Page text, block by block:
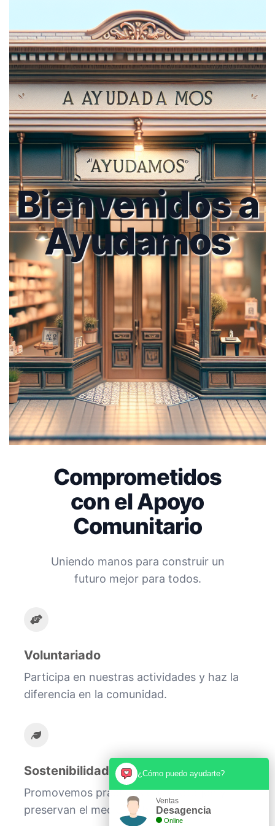
Bienvenidos a
Ayudamos
Comprometidos
con el Apoyo
Comunitario
Uniendo manos para construir un
futuro mejor para todos.
Voluntariado
Participa en nuestras actividades y haz la
diferencia en la comunidad.
Sostenibilidad
Promovemos prácticas que protegen y
preservan el medio ambiente.
¿Cómo puedo ayudarte?
Ventas
Desagencia
Online